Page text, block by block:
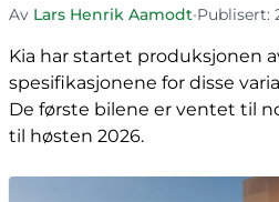
Av Lars Henrik Aamodt•Publisert:
Kia har startet produksjonen
spesifikasjonene for disse
De første bilene er ventet til
til høsten 2026.